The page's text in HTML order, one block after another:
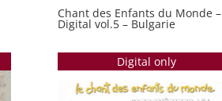
Chant des Enfants du Monde –
Digital vol.5 – Bulgarie
Digital only